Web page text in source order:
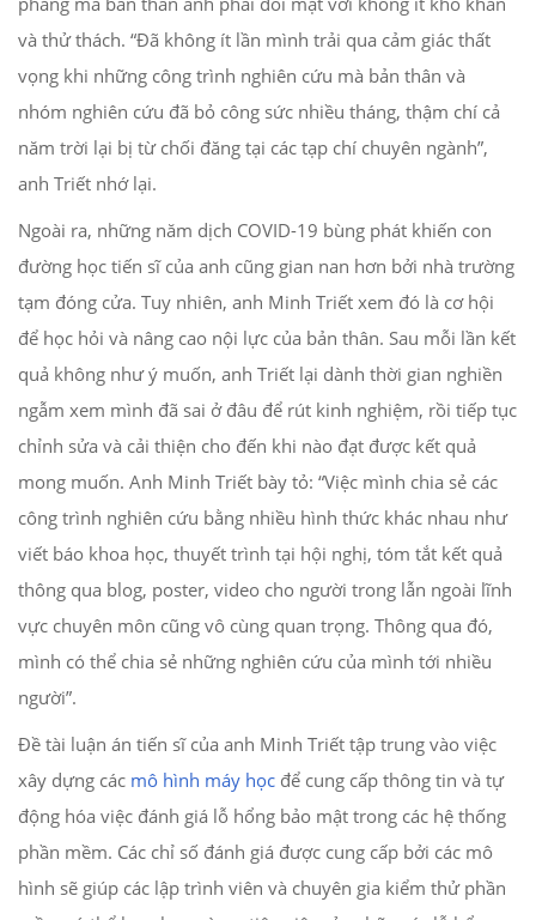
và thử thách. “Đã không ít lần mình trải qua cảm giác thất
vọng khi những công trình nghiên cứu mà bản thân và
nhóm nghiên cứu đã bỏ công sức nhiều tháng, thậm chí cả
năm trời lại bị từ chối đăng tại các tạp chí chuyên ngành”,
anh Triết nhớ lại.
Ngoài ra, những năm dịch COVID-19 bùng phát khiến con
đường học tiến sĩ của anh cũng gian nan hơn bởi nhà trường
tạm đóng cửa. Tuy nhiên, anh Minh Triết xem đó là cơ hội
để học hỏi và nâng cao nội lực của bản thân. Sau mỗi lần kết
quả không như ý muốn, anh Triết lại dành thời gian nghiền
ngẫm xem mình đã sai ở đâu để rút kinh nghiệm, rồi tiếp tục
chỉnh sửa và cải thiện cho đến khi nào đạt được kết quả
mong muốn. Anh Minh Triết bày tỏ: “Việc mình chia sẻ các
công trình nghiên cứu bằng nhiều hình thức khác nhau như
viết báo khoa học, thuyết trình tại hội nghị, tóm tắt kết quả
thông qua blog, poster, video cho người trong lẫn ngoài lĩnh
vực chuyên môn cũng vô cùng quan trọng. Thông qua đó,
mình có thể chia sẻ những nghiên cứu của mình tới nhiều
người”.
Đề tài luận án tiến sĩ của anh Minh Triết tập trung vào việc
xây dựng các mô hình máy học để cung cấp thông tin và tự
động hóa việc đánh giá lỗ hổng bảo mật trong các hệ thống
phần mềm. Các chỉ số đánh giá được cung cấp bởi các mô
hình sẽ giúp các lập trình viên và chuyên gia kiểm thử phần